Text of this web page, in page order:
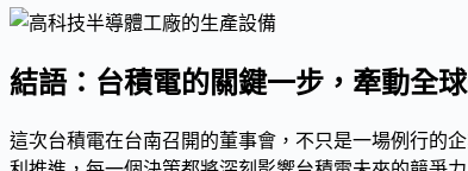
結語：台積電的關鍵一步，牽動全
這次台積電在台南召開的董事會，不只是一場例行的